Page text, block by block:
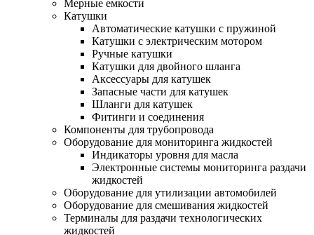
Мерные емкости
Катушки
Автоматические катушки с пружиной
Катушки с электрическим мотором
Ручные катушки
Катушки для двойного шланга
Аксессуары для катушек
Запасные части для катушек
Шланги для катушек
Фитинги и соединения
Компоненты для трубопровода
Оборудование для мониторинга жидкостей
Индикаторы уровня для масла
Электронные системы мониторинга раздачи
жидкостей
Оборудование для утилизации автомобилей
Оборудование для смешивания жидкостей
Терминалы для раздачи технологических
жидкостей